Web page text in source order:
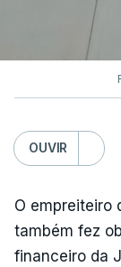
OUVIR
O empreiteiro
também fez
financeiro da